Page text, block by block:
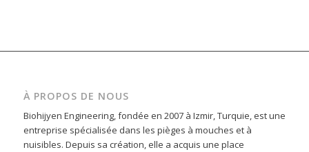
À PROPOS DE NOUS
Biohijyen Engineering, fondée en 2007 à Izmir, Turquie, est une
entreprise spécialisée dans les pièges à mouches et à
nuisibles. Depuis sa création, elle a acquis une place